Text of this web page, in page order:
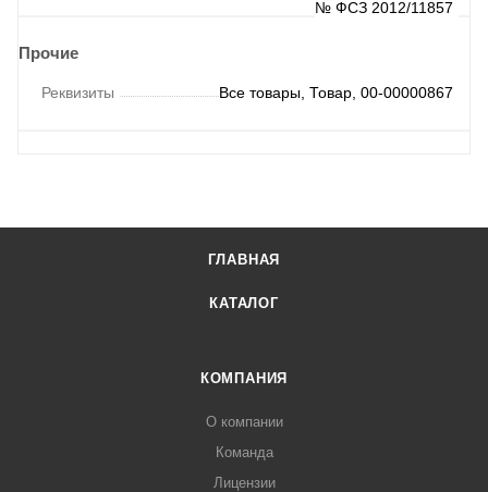
№ ФСЗ 2012/11857
Прочие
Реквизиты Все товары, Товар, 00-00000867
ГЛАВНАЯ
КАТАЛОГ
КОМПАНИЯ
О компании
Команда
Лицензии